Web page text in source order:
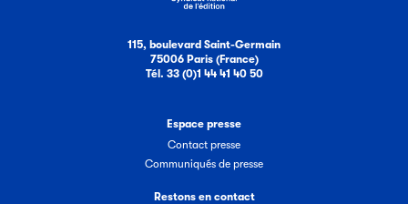
115, boulevard Saint-Germain
75006 Paris (France)
Tél. 33 (0)1 44 41 40 50
Espace presse
Contact presse
Communiqués de presse
Restons en contact